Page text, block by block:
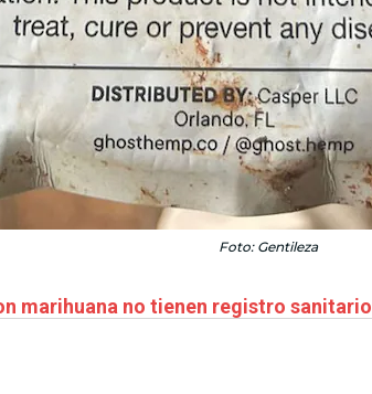
Foto: Gentileza
marihuana no tienen registro sanitario